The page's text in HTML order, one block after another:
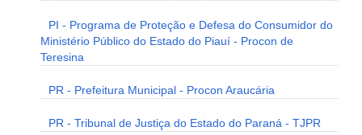
PI - Programa de Proteção e Defesa do Consumidor do
Ministério Público do Estado do Piauí - Procon de
Teresina
PR - Prefeitura Municipal - Procon Araucária
PR - Tribunal de Justiça do Estado do Paraná - TJPR